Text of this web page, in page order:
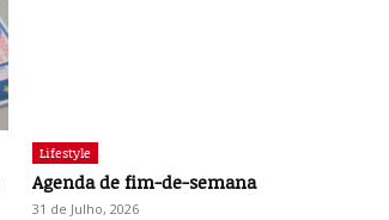
Lifestyle
Agenda de fim-de-semana
31 de Julho, 2026